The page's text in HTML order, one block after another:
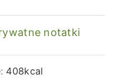
notatki
408kcal